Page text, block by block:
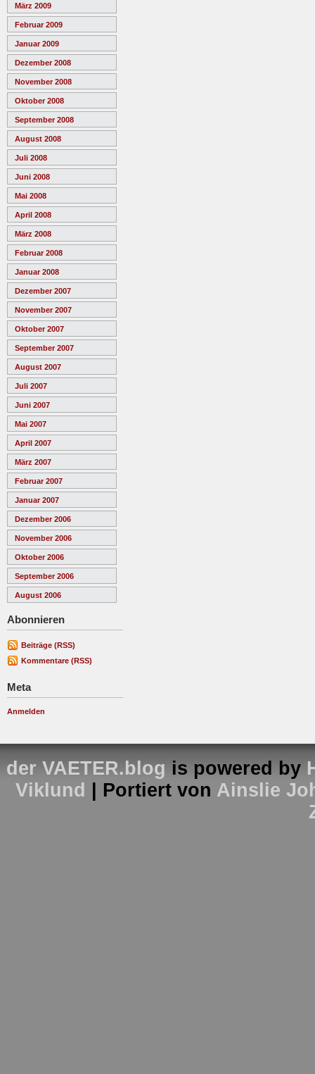
März 2009
Februar 2009
Januar 2009
Dezember 2008
November 2008
Oktober 2008
September 2008
August 2008
Juli 2008
Juni 2008
Mai 2008
April 2008
März 2008
Februar 2008
Januar 2008
Dezember 2007
November 2007
Oktober 2007
September 2007
August 2007
Juli 2007
Juni 2007
Mai 2007
April 2007
März 2007
Februar 2007
Januar 2007
Dezember 2006
November 2006
Oktober 2006
September 2006
August 2006
Abonnieren
Beiträge (RSS)
Kommentare (RSS)
Meta
Anmelden
der VAETER.blog is powered by
Viklund
| Portiert von Ainslie